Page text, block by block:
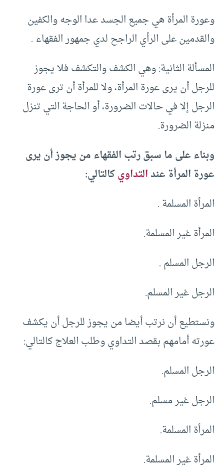
وعورة المرأة هي جميع الجسد عدا الوجه والكفين
والقدمين على الرأي الراجح لدي جمهور الفقهاء .
المسألة الثانية: وهي الكشف والتكشف فلا يجوز
للرجل أن يرى عورة المرأة، ولا للمرأة أن ترى عورة
الرجل إلا في حالات الضرورة، أو الحاجة التي تنزل
منزلة الضرورة.
وبناء على ما سبق رتب الفقهاء من يجوز أن يرى
عورة المرأة عندالتداويكالتالي:
المرأة المسلمة .
المرأة غير المسلمة.
الرجل المسلم .
الرجل غير المسلم.
ونستطيع أن نرتب أيضا من يجوز للرجل أن يكشف
عورته أمامهم بقصد التداوي وطلب العلاج كالتالي:
الرجل المسلم.
الرجل غير مسلم.
المرأة المسلمة.
المرأة غير المسلمة.